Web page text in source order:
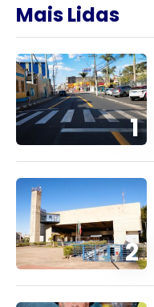
Mais Lidas
1
2